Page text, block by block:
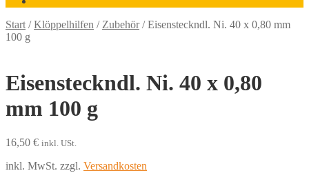
Start /Klöppelhilfen / Zubehör/Eisensteckndl. Ni. 40 x 0,80 mm
100 g
Eisensteckndl. Ni. 40 x 0,80
mm 100 g
16,50 € inkl. USt.
inkl. MwSt. zzgl. Versandkosten